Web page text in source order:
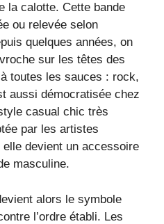
la calotte. Cette bande
ou relevée selon
quelques années, on
sur les têtes des
toutes les sauces : rock,
aussi démocratisée chez
casual chic très
par les artistes
devient un accessoire
masculine.
alors le symbole
l’ordre établi. Les